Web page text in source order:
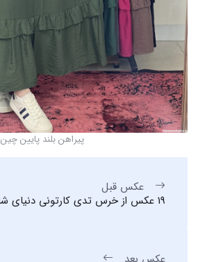
پیراهن بلند پایین چین
عکس قبل
19 عکس از خرس تدی کارتونی دنیای شاداب بچگی